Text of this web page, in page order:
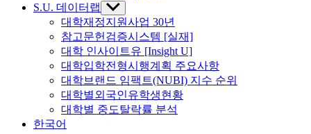
S.U. 데이터랩
Show
sub
menu
대학재정지원사업 30년
참고문헌검증시스템 [실재]
대학 인사이트유 [Insight U]
대학입학전형시행계획 주요사항
대학브랜드 임팩트(NUBI) 지수 순위
대학별외국인유학생현황
대학별 중도탈락률 분석
한국어